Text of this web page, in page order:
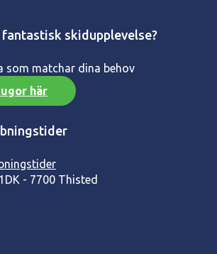
fantastisk skidupplevelse?
som matchar dina behov
här
DK - 7700 Thisted